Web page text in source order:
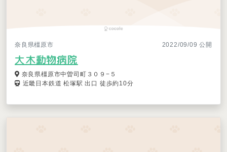
奈良県橿原市 2022/09/09 公開
大木動物病院
奈良県橿原市中曽司町３０９−５
近畿日本鉄道 松塚駅 出口 徒歩約10分